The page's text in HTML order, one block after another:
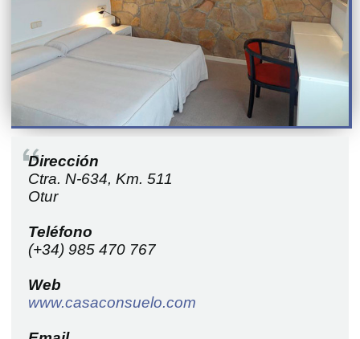
Dirección
Ctra. N-634, Km. 511
Otur
Teléfono
(+34) 985 470 767
Web
www.casaconsuelo.com